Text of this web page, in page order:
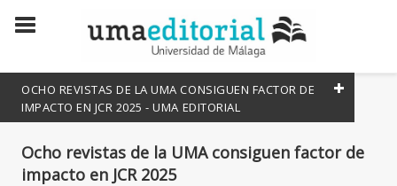
OCHO REVISTAS DE LA UMA CONSIGUEN FACTOR DE
IMPACTO EN JCR 2025 - UMA EDITORIAL
Todas las noticias
Todos los eventos
Ocho revistas de la UMA consiguen factor de
impacto en JCR 2025